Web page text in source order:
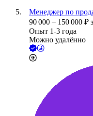
Менеджер по
90 000 – 150 000 ₽
Опыт 1-3 года
Можно удалённо